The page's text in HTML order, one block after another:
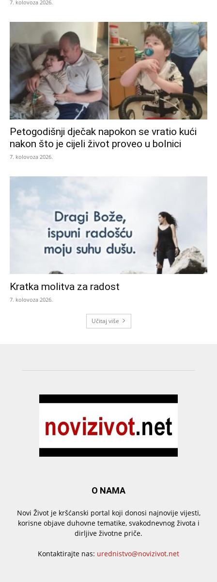
7. kolovoza 2026.
Petogodišnji dječak napokon se vratio kući
nakon što je cijeli život proveo u bolnici
7. kolovoza 2026.
Kratka molitva za radost
7. kolovoza 2026.
Učitaj više
O NAMA
Novi Život je kršćanski portal koji donosi najnovije vijesti,
korisne objave duhovne tematike, svakodnevnog života i
dirljive životne priče.
Kontaktirajte nas: urednistvo@novizivot.net